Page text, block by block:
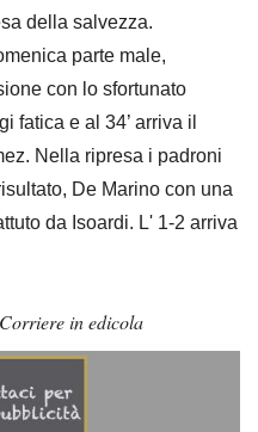
della salvezza.
parte male,
con lo sfortunato
fatica e al 34’ arriva il
Nella ripresa i padroni
De Marino con una
da Isoardi. L' 1-2 arriva
in edicola